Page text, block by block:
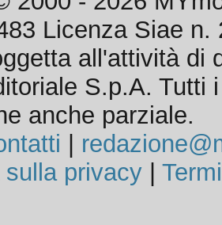
Licenza Siae n.
all'attività di
S.p.A. Tutti
anche parziale.
privacy|